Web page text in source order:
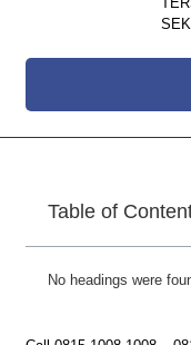
Table of
No headings were